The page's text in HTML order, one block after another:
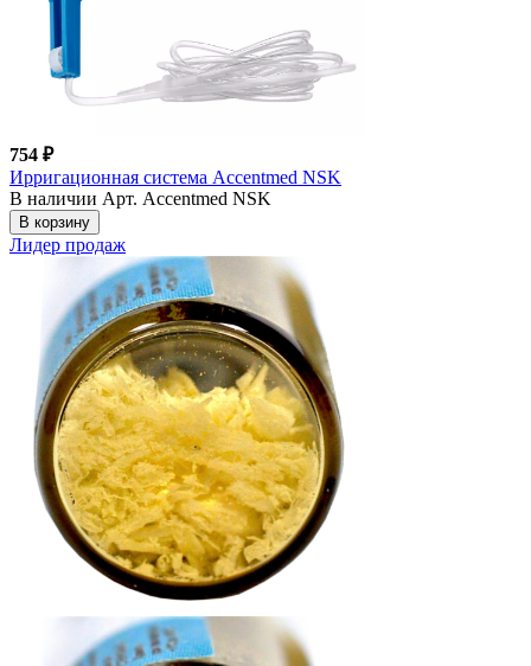
754 ₽
Ирригационная система Accentmed NSK
В наличии Арт. Accentmed NSK
В корзину
Лидер продаж